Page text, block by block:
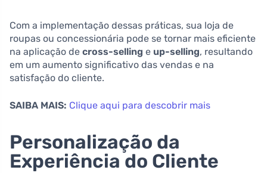
Com a implementação dessas práticas, sua loja de
roupas ou concessionária pode se tornar mais eficiente
na aplicação de cross-selling e up-selling, resultando
em um aumento significativo das vendas e na
satisfação do cliente.
SAIBA MAIS: Clique aqui para descobrir mais
Personalização da
Experiência do Cliente